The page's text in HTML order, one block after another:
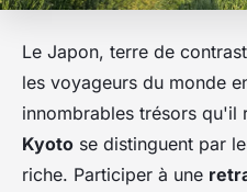
Le Japon, terre de
les voyageurs du monde
innombrables trésors qu'il
Kyoto se distinguent par
riche. Participer à une